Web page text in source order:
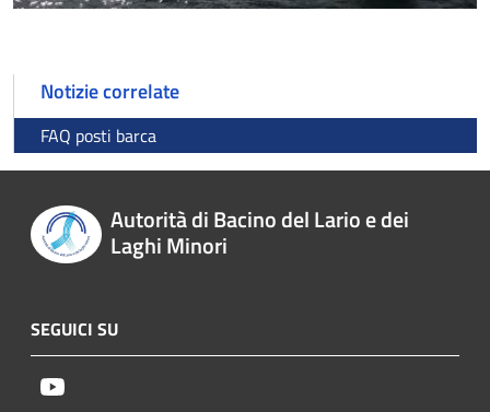
Notizie correlate
FAQ posti barca
Autorità di Bacino del Lario e dei
Laghi Minori
SEGUICI SU